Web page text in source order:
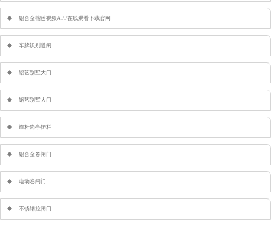
铝合金榴莲视频APP在线观看下载官网
车牌识别道闸
铝艺别墅大门
钢艺别墅大门
旗杆岗亭护栏
铝合金卷闸门
电动卷闸门
不锈钢拉闸门